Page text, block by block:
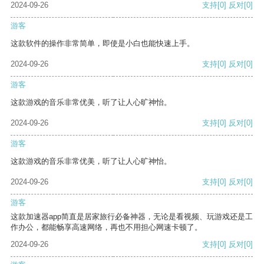
2024-09-26 支持[0] 反对[0]
游客
这款软件的操作非常简单，即使是小白也能快速上手。
2024-09-26 支持[0] 反对[0]
游客
这款游戏的音乐非常优美，听了让人心旷神怡。
2024-09-26 支持[0] 反对[0]
游客
这款游戏的音乐非常优美，听了让人心旷神怡。
2024-09-26 支持[0] 反对[0]
游客
这款加速器app简直是居家旅行必备神器，无论是看视频、玩游戏还是工
作办公，都能畅享高速网络，再也不用担心网速卡顿了。
2024-09-26
支持[0] 反对[0]